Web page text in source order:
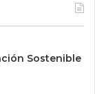
Sostenible